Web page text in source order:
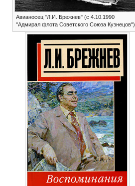
Авианосец "Л.И. Брежнев" (с 4.10.1990
"Адмирал флота Советского Союза Кузнецов")